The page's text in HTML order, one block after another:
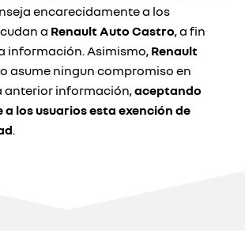
encarecidamente a los
a Renault Auto Castro, a fin
información. Asimismo, Renault
asume ningun compromiso en
anterior información,aceptando
los usuarios esta exención de
.